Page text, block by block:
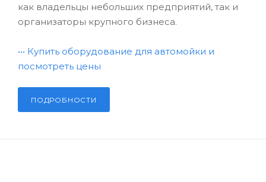
как владельцы небольших предприятий, так и
организаторы крупного бизнеса.
••• Купить оборудование для автомойки и
посмотреть цены
ПОДРОБНОСТИ